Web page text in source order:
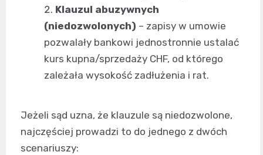
Klauzul abuzywnych
(niedozwolonych) – zapisy w umowie
pozwalały bankowi jednostronnie ustalać
kurs kupna/sprzedaży CHF, od którego
zależała wysokość zadłużenia i rat.
Jeżeli sąd uzna, że klauzule są niedozwolone,
najczęściej prowadzi to do jednego z dwóch
scenariuszy: